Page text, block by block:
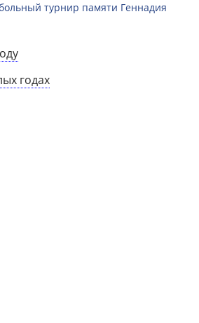
турнир памяти Геннадия
годах